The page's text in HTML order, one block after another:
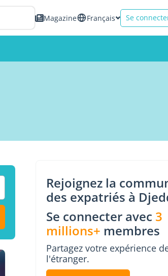
Magazine Français Se
Rejoignez la
des expatriés à
Se connecter avec 3
millions+ membres
Partagez votre expérience
l'étranger.